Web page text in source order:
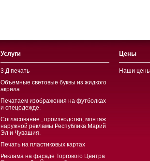
Услуги
3 Д печать
Объемные световые буквы из жидкого
акрила
Печатаем изображения на футболках
и спецодежде.
Согласование , производство, монтаж
наружной рекламы Республика Марий
Эл и Чувашия.
Печать на пластиковых картах
Реклама на фасаде Торгового Центра
Цены
Наши цены